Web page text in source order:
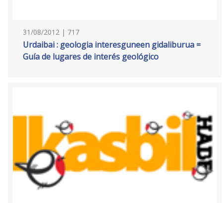
31/08/2012 | 717
Urdaibai : geologia interesguneen gidaliburua =
Guía de lugares de interés geológico